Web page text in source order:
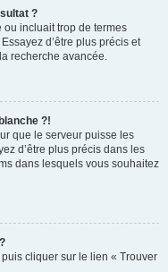
?
ou incluait trop de termes
d’être plus précis et
recherche avancée.
?!
que le serveur puisse les
d’être plus précis dans les
dans lesquels vous souhaitez
cliquer sur le lien « Trouver